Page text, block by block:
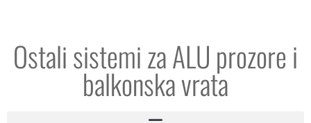
Ostali sistemi za ALU prozore i
balkonska vrata